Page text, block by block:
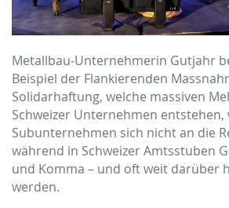
Metallbau-Unternehmerin Gutjahr
Beispiel der Flankierenden
Solidarhaftung, welche massiven
Schweizer Unternehmen entstehen,
Subunternehmen sich nicht an die
während in Schweizer Amtsstuben
und Komma – und oft weit darüber
werden.